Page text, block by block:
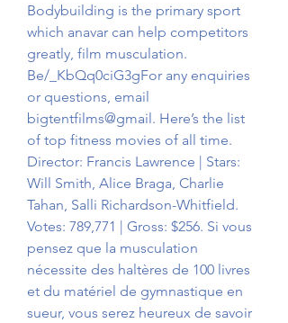
Bodybuilding is the primary sport
which anavar can help competitors
greatly, film musculation.
Be/_KbQq0ciG3gFor any enquiries
or questions, email
bigtentfilms@gmail. Here’s the list
of top fitness movies of all time.
Director: Francis Lawrence | Stars:
Will Smith, Alice Braga, Charlie
Tahan, Salli Richardson-Whitfield.
Votes: 789,771 | Gross: $256. Si vous
pensez que la musculation
nécessite des haltères de 100 livres
et du matériel de gymnastique en
sueur, vous serez heureux de savoir